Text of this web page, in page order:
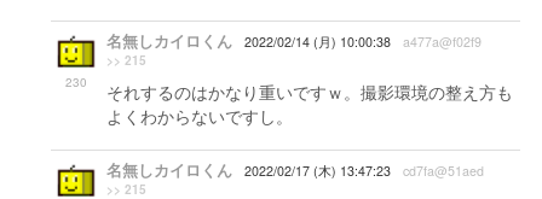
230
名無しカイロくん 2022/02/14 (月) 10:00:38 a477a@f02f9
>> 215
それするのはかなり重いですｗ。撮影環境の整え方も
よくわからないですし。
名無しカイロくん 2022/02/17 (木) 13:47:23 cd7fa@51aed
>> 215